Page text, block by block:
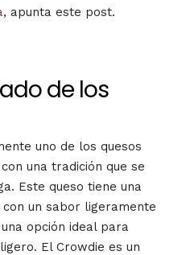
, apunta este post.
de los
uno de los quesos
una tradición que se
Este queso tiene una
un sabor ligeramente
opción ideal para
El Crowdie es un